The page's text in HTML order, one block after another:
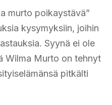
murto poikaystävä”
kysymyksiin, joihin
Syynä ei ole
Wilma Murto on tehnyt
pitkälti